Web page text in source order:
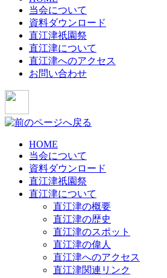
当会について
資料ダウンロード
直江津祇園祭
直江津について
直江津へのアクセス
お問い合わせ
HOME
当会について
資料ダウンロード
直江津祇園祭
直江津について
直江津の概要
直江津の歴史
直江津のスポット
直江津の偉人
直江津へのアクセス
直江津関連リンク